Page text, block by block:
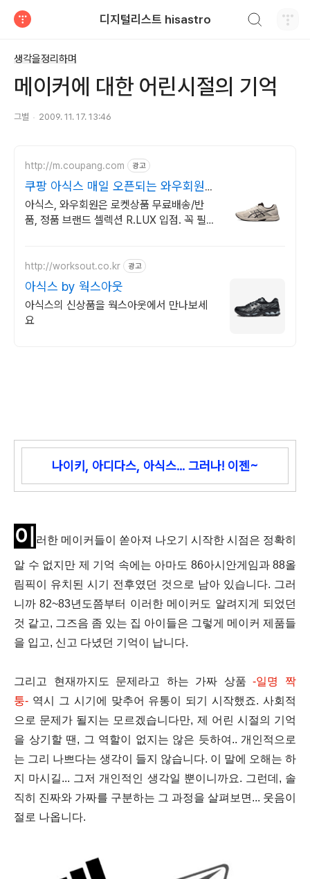
디지털리스트 hisastro
생각을정리하며
메이커에 대한 어린시절의 기억
그별 2009. 11. 17. 13:46
http://m.coupang.com 광고
쿠팡 아식스 매일 오픈되는 와우회원
특가
아식스, 와우회원은 로켓상품 무료배송/반
품, 정품 브랜드 셀렉션 R.LUX 입점. 꼭 필요
http://worksout.co.kr 광고
아식스 by 웍스아웃
아식스의 신상품을 웍스아웃에서 만나보세
요
나이키, 아디다스, 아식스... 그러나! 이젠~
이 러한 메이커들이 쏟아져 나오기 시작한 시점은 정확히
알 수 없지만 제 기억 속에는 아마도 86아시안게임과 88올
림픽이 유치된 시기 전후였던 것으로 남아 있습니다. 그러
니까 82~83년도쯤부터 이러한 메이커도 알려지게 되었던
것 같고, 그즈음 좀 있는 집 아이들은 그렇게 메이커 제품들
을 입고, 신고 다녔던 기억이 납니다.
그리고 현재까지도 문제라고 하는 가짜 상품-일명 짝
퉁- 역시 그 시기에 맞추어 유통이 되기 시작했죠. 사회적
으로 문제가 될지는 모르겠습니다만, 제 어린 시절의 기억
을 상기할 땐, 그 역할이 없지는 않은 듯하여.. 개인적으로
는 그리 나쁘다는 생각이 들지 않습니다. 이 말에 오해는 하
지 마시길... 그저 개인적인 생각일 뿐이니까요. 그런데, 솔
직히 진짜와 가짜를 구분하는 그 과정을 살펴보면... 웃음이
절로 나옵니다.